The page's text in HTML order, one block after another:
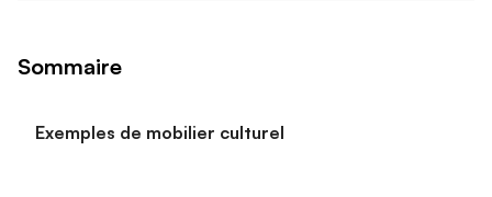
Sommaire
Exemples de mobilier culturel